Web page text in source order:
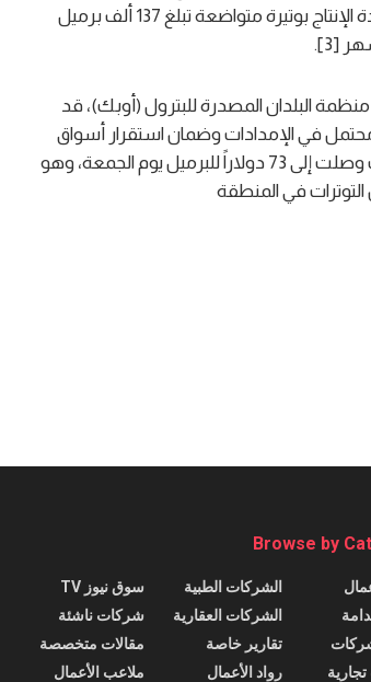
المقرر عقده يوم الأحد [3]. وكان من المتوقع أن يستأنف التحالف زيادة الإنتاج بوتيرة متواضعة تبلغ 137 ألف برميل
[3].
البلدان المصدرة للبترول (أوبك)، قد
محتمل في الإمدادات وضمان استقرار أسواق
الطاقة العالمية [3]. وقد شهدت أسعار النفط ارتفاعاً ملحوظاً، حيث وصلت إلى 73 دولاراً للبرميل يوم الجمعة، وهو
في المنطقة
Browse by
تجارية
الشركات الطبية
الشركات العقارية
تقارير خاصة
رواد الأعمال
سوق نيوز TV
شركات ناشئة
مقالات متخصصة
ملاعب الأعمال